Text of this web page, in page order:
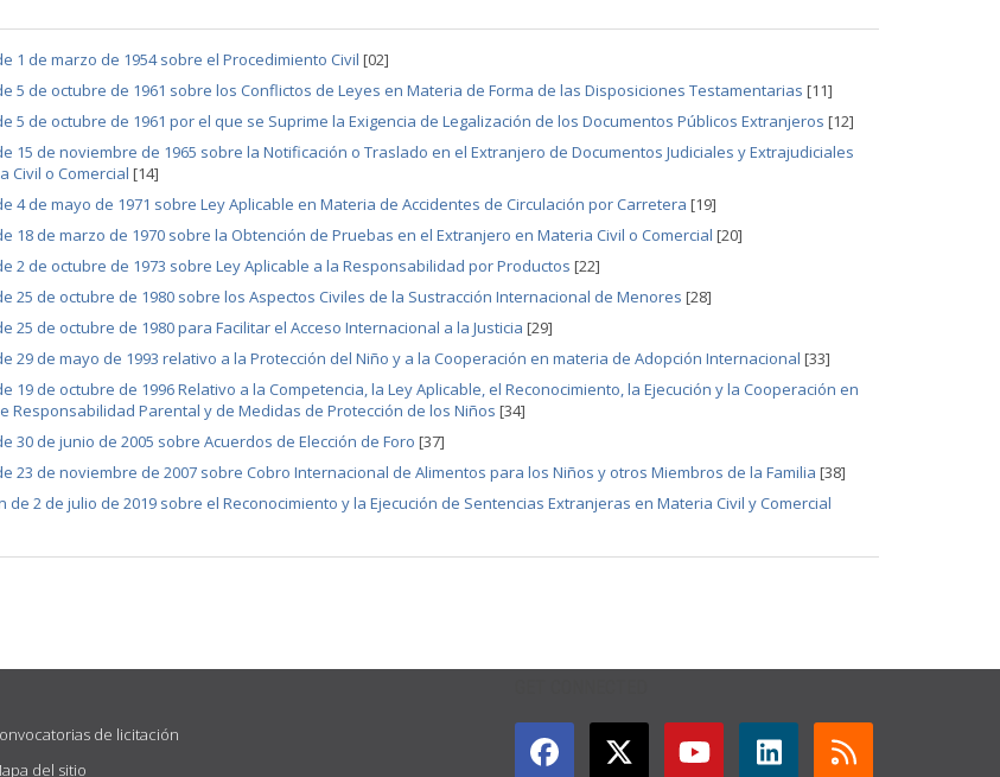
1 de marzo de 1954 sobre el Procedimiento Civil [02]
5 de octubre de 1961 sobre los Conflictos de Leyes en Materia de Forma de las Disposiciones Testamentarias [11]
5 de octubre de 1961 por el que se Suprime la Exigencia de Legalización de los Documentos Públicos Extranjeros [12]
15 de noviembre de 1965 sobre la Notificación o Traslado en el Extranjero de Documentos Judiciales y Extrajudiciales
Civil o Comercial [14]
4 de mayo de 1971 sobre Ley Aplicable en Materia de Accidentes de Circulación por Carretera [19]
18 de marzo de 1970 sobre la Obtención de Pruebas en el Extranjero en Materia Civil o Comercial [20]
2 de octubre de 1973 sobre Ley Aplicable a la Responsabilidad por Productos [22]
25 de octubre de 1980 sobre los Aspectos Civiles de la Sustracción Internacional de Menores [28]
25 de octubre de 1980 para Facilitar el Acceso Internacional a la Justicia [29]
29 de mayo de 1993 relativo a la Protección del Niño y a la Cooperación en materia de Adopción Internacional [33]
19 de octubre de 1996 Relativo a la Competencia, la Ley Aplicable, el Reconocimiento, la Ejecución y la Cooperación en
Responsabilidad Parental y de Medidas de Protección de los Niños [34]
30 de junio de 2005 sobre Acuerdos de Elección de Foro [37]
23 de noviembre de 2007 sobre Cobro Internacional de Alimentos para los Niños y otros Miembros de la Familia [38]
de 2 de julio de 2019 sobre el Reconocimiento y la Ejecución de Sentencias Extranjeras en Materia Civil y Comercial
de licitación
del sitio